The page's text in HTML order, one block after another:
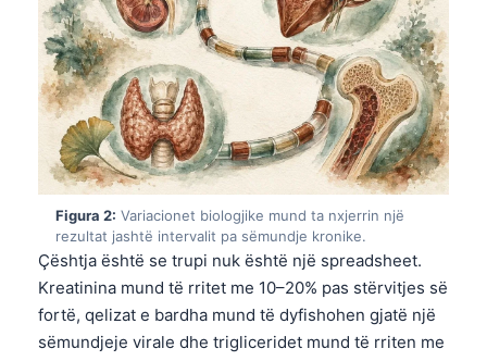
Figura 2: Variacionet biologjike mund ta nxjerrin një
rezultat jashtë intervalit pa sëmundje kronike.
Çështja është se trupi nuk është një spreadsheet.
Kreatinina mund të rritet me 10–20% pas stërvitjes së
fortë, qelizat e bardha mund të dyfishohen gjatë një
sëmundjeje virale dhe trigliceridet mund të rriten me